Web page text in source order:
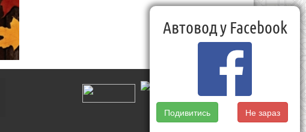
Автовод у Facebook
Подивитись Не зараз